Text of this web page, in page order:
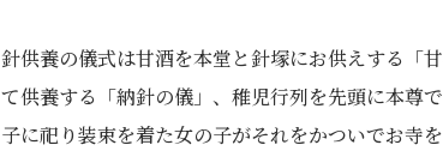
針供養の儀式は甘酒を本堂と針塚にお供えする「
て供養する「納針の儀」、稚児行列を先頭に本尊
子に祀り装束を着た女の子がそれをかついでお寺